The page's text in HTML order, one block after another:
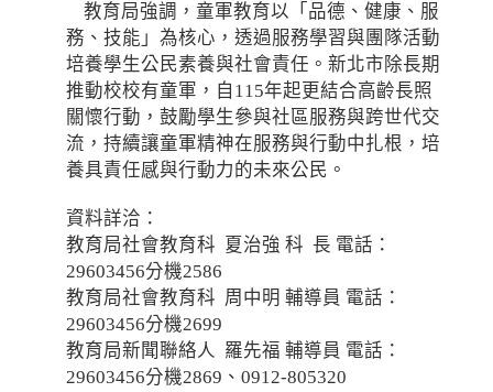
教育局強調，童軍教育以「品德、健康、服
務、技能」為核心，透過服務學習與團隊活動
培養學生公民素養與社會責任。新北市除長期
推動校校有童軍，自115年起更結合高齡長照
關懷行動，鼓勵學生參與社區服務與跨世代交
流，持續讓童軍精神在服務與行動中扎根，培
養具責任感與行動力的未來公民。
資料詳洽：
教育局社會教育科 夏治強 科 長 電話：
29603456分機2586
教育局社會教育科 周中明 輔導員 電話：
29603456分機2699
教育局新聞聯絡人 羅先福 輔導員 電話：
29603456分機2869、0912-805320